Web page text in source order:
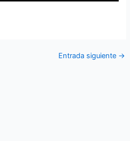
Entrada siguiente →